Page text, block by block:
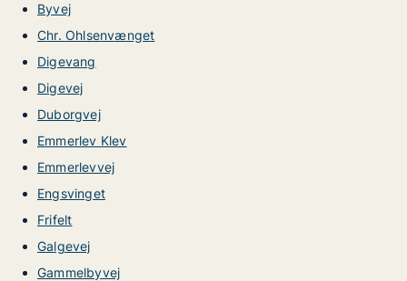
Byvej
Chr. Ohlsenvænget
Digevang
Digevej
Duborgvej
Emmerlev Klev
Emmerlevvej
Engsvinget
Frifelt
Galgevej
Gammelbyvej